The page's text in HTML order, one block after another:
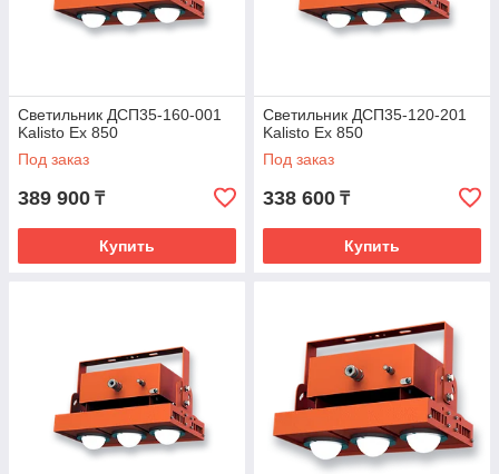
Светильник ДСП35-160-001
Kalisto Ex 850
Под заказ
389 900 ₸
Купить
Светильник ДСП35-120-201
Kalisto Ex 850
Под заказ
338 600 ₸
Купить